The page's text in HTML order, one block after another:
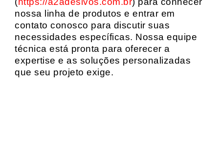
nossa linha de produtos e entrar em
contato conosco para discutir suas
necessidades específicas. Nossa equipe
técnica está pronta para oferecer a
expertise e as soluções personalizadas
que seu projeto exige.